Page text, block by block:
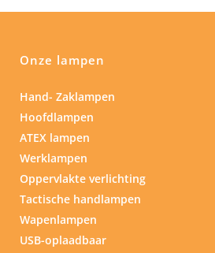
Onze lampen
Hand- Zaklampen
Hoofdlampen
ATEX lampen
Werklampen
Oppervlakte verlichting
Tactische handlampen
Wapenlampen
USB-oplaadbaar